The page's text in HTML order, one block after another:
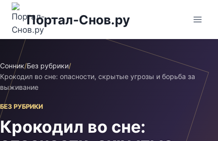
Перейти
содержимому
Портал-Снов.ру
Сонник/Без рубрики/
Крокодил во сне: опасности, скрытые угрозы и борьба за
выживание
БЕЗ РУБРИКИ
Крокодил во сне: